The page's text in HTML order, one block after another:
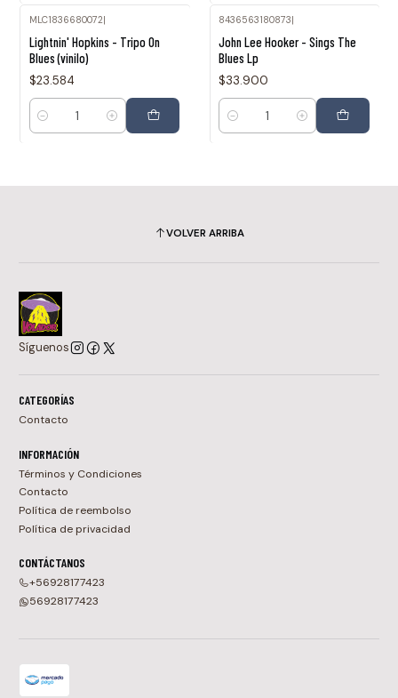
MLC1836680072|
Lightnin' Hopkins - Tripo On
Blues (vinilo)
$23.584
Cantidad
8436563180873|
John Lee Hooker - Sings The
Blues Lp
$33.900
Cantidad
VOLVER ARRIBA
Síguenos
CATEGORÍAS
Contacto
INFORMACIÓN
Términos y Condiciones
Contacto
Política de reembolso
Política de privacidad
CONTÁCTANOS
+56928177423
56928177423